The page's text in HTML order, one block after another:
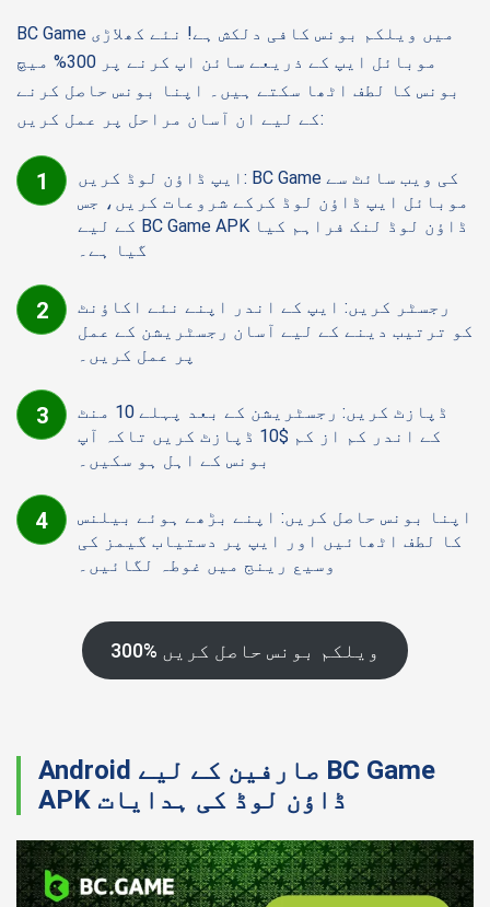
BC Game میں ویلکم بونس کافی دلکش ہے! نئے کھلاڑی
موبائل ایپ کے ذریعے سائن اپ کرنے پر 300% میچ
بونس کا لطف اٹھا سکتے ہیں۔ اپنا بونس حاصل کرنے
کے لیے ان آسان مراحل پر عمل کریں:
ایپ ڈاؤن لوڈ کریں: BC Game کی ویب سائٹ سے
موبائل ایپ ڈاؤن لوڈ کرکے شروعات کریں، جس
کے لیے BC Game APK ڈاؤن لوڈ لنک فراہم کیا
گیا ہے۔
رجسٹر کریں: ایپ کے اندر اپنے نئے اکاؤنٹ
کو ترتیب دینے کے لیے آسان رجسٹریشن کے عمل
پر عمل کریں۔
ڈپازٹ کریں: رجسٹریشن کے بعد پہلے 10 منٹ
کے اندر کم از کم $10 ڈپازٹ کریں تاکہ آپ
بونس کے اہل ہو سکیں۔
اپنا بونس حاصل کریں: اپنے بڑھے ہوئے بیلنس
کا لطف اٹھائیں اور ایپ پر دستیاب گیمز کی
وسیع رینج میں غوطہ لگائیں۔
300% ویلکم بونس حاصل کریں
Android صارفین کے لیے BC Game
APK ڈاؤن لوڈ کی ہدایات